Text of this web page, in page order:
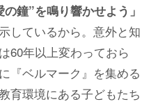
鐘”を鳴り響かせよう」
しているから。意外と知
60年以上変わっておら
『ベルマーク』を集める
育環境にある子どもたち